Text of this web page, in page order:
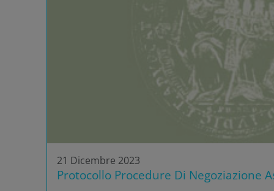
21 Dicembre 2023
Protocollo Procedure Di Negoziazione